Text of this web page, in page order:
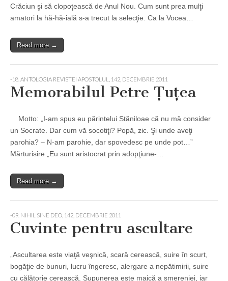
Crăciun şi să clopoţească de Anul Nou. Cum sunt prea mulţi
amatori la hă-hă-ială s-a trecut la selecţie. Ca la Vocea…
Read more →
-18. ANTOLOGIA REVISTEI APOSTOLUL 142, DECEMBRIE 2011
Memorabilul Petre Ţuţea
Motto: „I-am spus eu părintelui Stăniloae că nu mă consider
un Socrate. Dar cum vă socotiţi? Popă, zic. Şi unde aveţi
parohia? – N-am parohie, dar spovedesc pe unde pot…”
Mărturisire „Eu sunt aristocrat prin adopţiune-…
Read more →
-09. NIHIL SINE DEO 142, DECEMBRIE 2011
Cuvinte pentru ascultare
„Ascultarea este viaţă veşnică, scară cerească, suire în scurt,
bogăţie de bunuri, lucru îngeresc, alergare a nepătimirii, suire
cu călătorie cerească. Supunerea este maică a smereniei, iar